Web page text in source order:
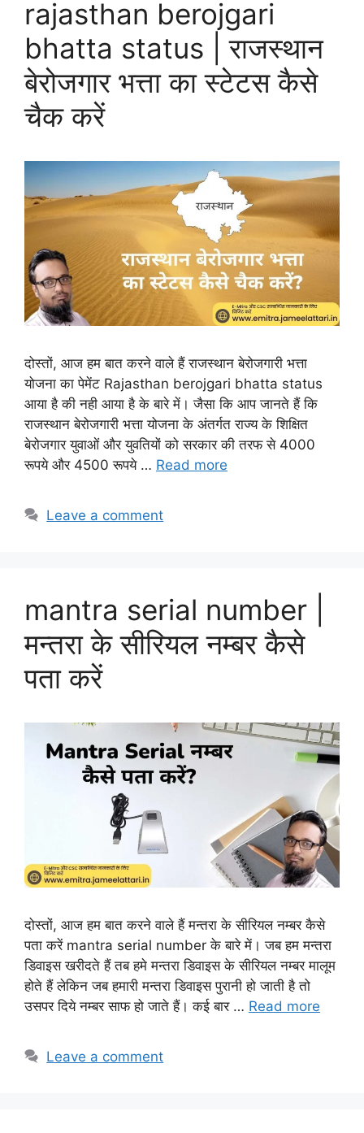
rajasthan berojgari
bhatta status | राजस्थान
बेरोजगार भत्ता का स्टेटस कैसे
चैक करें
दोस्तों, आज हम बात करने वाले हैं राजस्थान बेरोजगारी भत्ता
योजना का पेमेंट Rajasthan berojgari bhatta status
आया है की नही आया है के बारे में। जैसा कि आप जानते हैं कि
राजस्थान बेरोजगारी भत्ता योजना के अंतर्गत राज्य के शिक्षित
बेरोजगार युवाओं और युवतियों को सरकार की तरफ से 4000
रूपये और 4500 रूपये … Read more
Leave a comment
mantra serial number |
मन्तरा के सीरियल नम्बर कैसे
पता करें
दोस्तों, आज हम बात करने वाले हैं मन्तरा के सीरियल नम्बर कैसे
पता करें mantra serial number के बारे में। जब हम मन्तरा
डिवाइस खरीदते हैं तब हमे मन्तरा डिवाइस के सीरियल नम्बर मालूम
होते हैं लेकिन जब हमारी मन्तरा डिवाइस पुरानी हो जाती है तो
उसपर दिये नम्बर साफ हो जाते हैं। कई बार … Read more
Leave a comment